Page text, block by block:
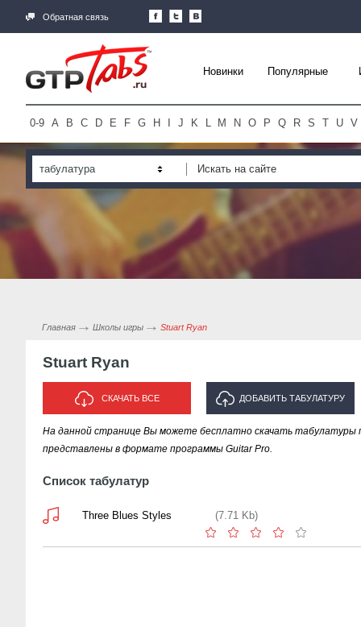
Обратная связь
Новинки Популярные
0-9 A B C D E F G H J K L M N O P Q R S T U V
табулатура
Главная Школы игры Stuart Ryan
Stuart Ryan
СКАЧАТЬ ВСЕ ДОБАВИТЬ ТАБУЛАТУРУ
ИСПОЛНИТЕЛЯ "STUART RYAN"
На данной странице Вы можете бесплатно скачать табулатуры
представлены в формате программы Guitar Pro.
Список табулатур
Three Blues Styles (7.71 Kb)